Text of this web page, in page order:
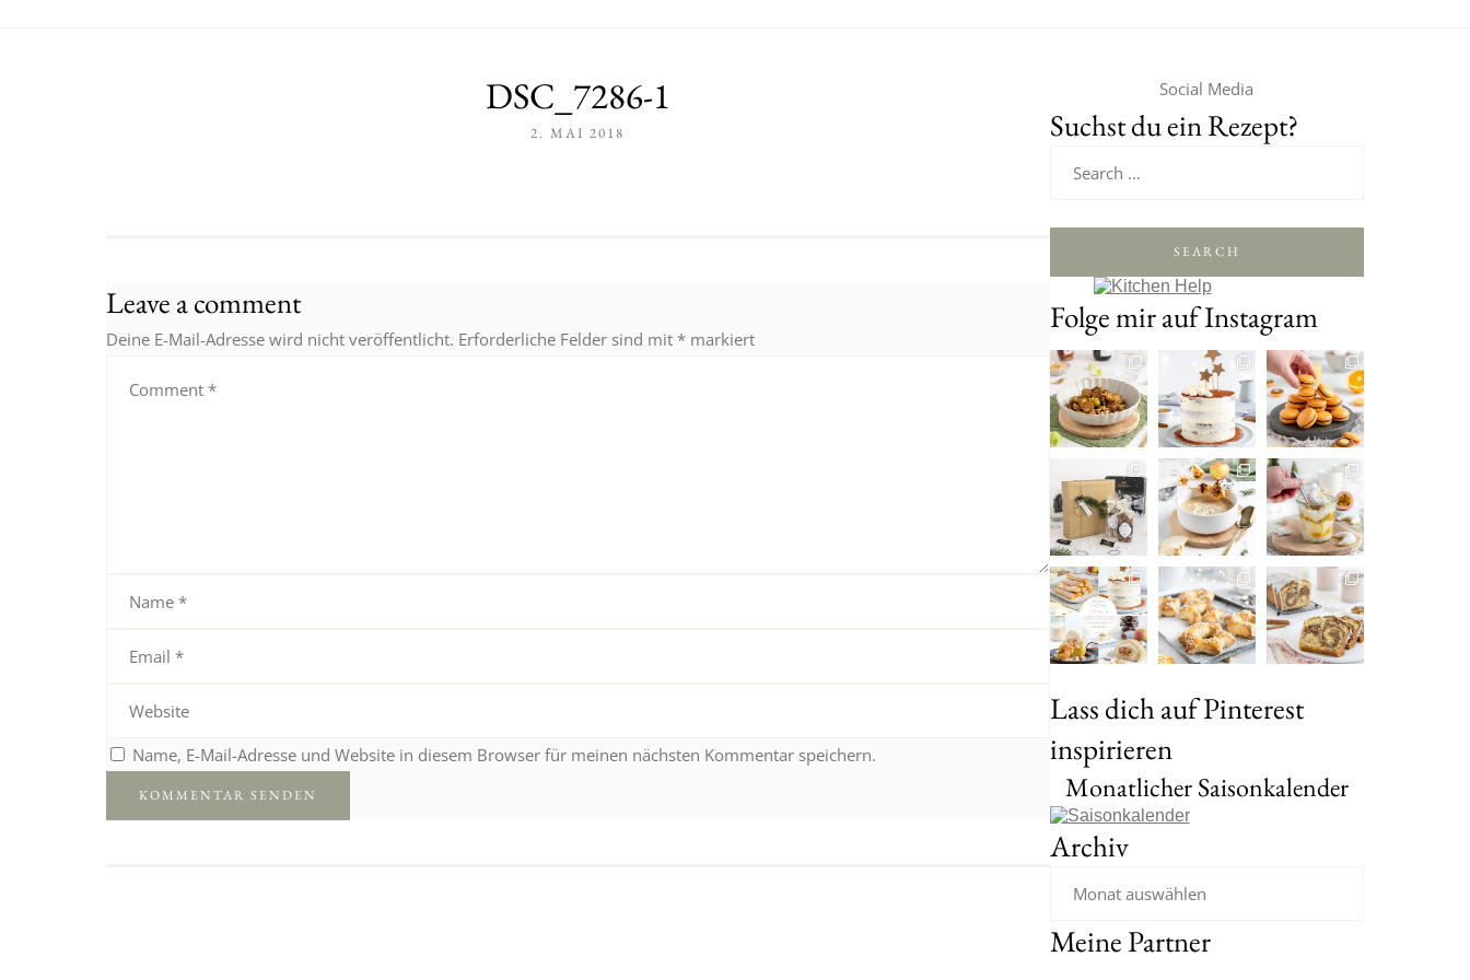
DSC_7286-1
2. MAI 2018
Leave a comment
Deine E-Mail-Adresse wird nicht veröffentlicht. Erforderliche Felder sind mit * markiert
Name, E-Mail-Adresse und Website in diesem Browser für meinen nächsten Kommentar speichern.
Social Media
Suchst du ein Rezept?
SEARCH
Folge mir auf Instagram
Lass dich auf Pinterest
inspirieren
Monatlicher Saisonkalender
Archiv
Meine Partner